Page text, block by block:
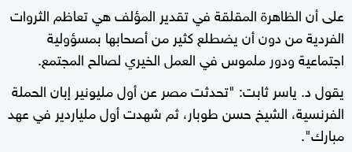
على أن الظاهرة المقلقة في تقدير المؤلف هي تعاظم الثروات
الفردية من دون أن يضطلع كثير من أصحابها بمسؤولية
اجتماعية ودور ملموس في العمل الخيري لصالح المجتمع.
يقول د. ياسر ثابت: "تحدثت مصر عن أول مليونير إبان الحملة
الفرنسية، الشيخ حسن طوبار، ثم شهدت أول ملياردير في عهد
مبارك".